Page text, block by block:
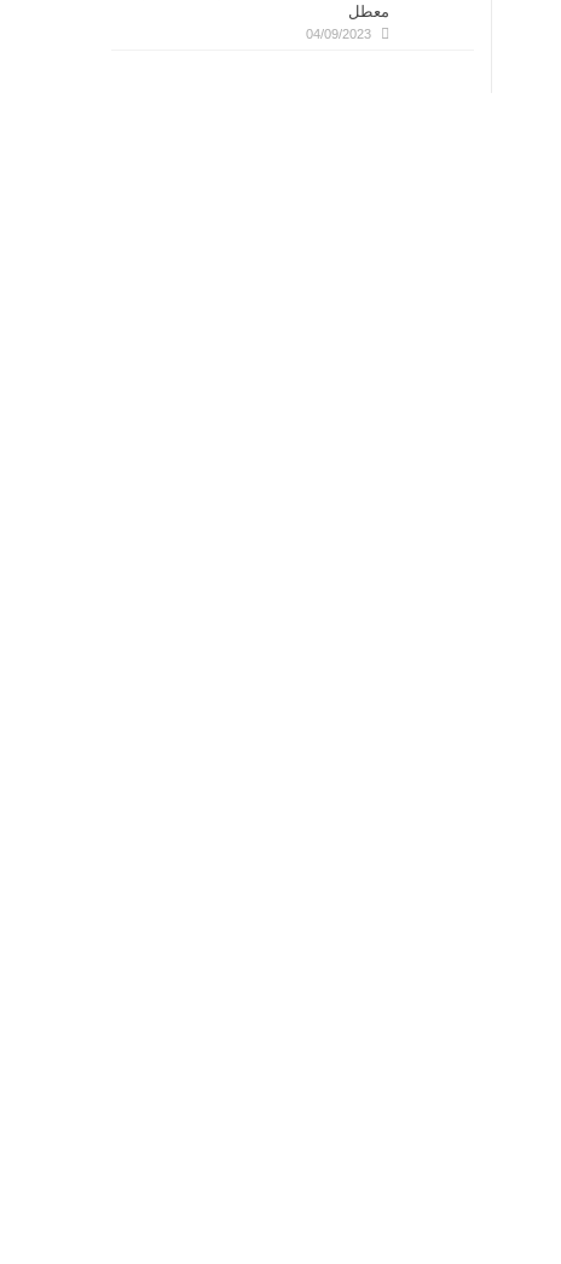
معطل
04/09/2023